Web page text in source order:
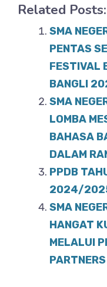
c
e
k
at
s
A
p
p
Related Posts:
SMA
PENTAS
FESTIVAL
BANGLI
SMA
LOMBA
BAHASA
DALAM
PPDB
2024/
SMA
HANGAT
MELALUI
PARTNERS